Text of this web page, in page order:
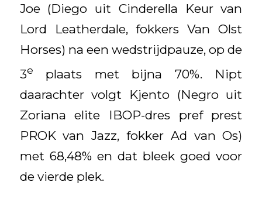
Joe (Diego uit Cinderella Keur van
Lord Leatherdale, fokkers Van Olst
Horses) na een wedstrijdpauze, op de
3e
plaats met bijna 70%. Nipt
daarachter volgt Kjento (Negro uit
Zoriana elite IBOP-dres pref prest
PROK van Jazz, fokker Ad van Os)
met 68,48% en dat bleek goed voor
de vierde plek.